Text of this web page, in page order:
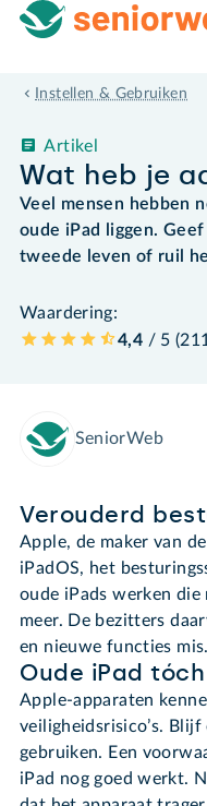
Instellen & Gebruiken
Wat heb je
Artikel
Veel mensen hebben
oude iPad liggen.
tweede leven of ruil
Waardering:
4,4 / 5 (211
SeniorWeb
Verouderd
Apple, de maker van
iPadOS, het
oude iPads werken
meer. De bezitters
en nieuwe functies mis.
Oude iPad
Apple-apparaten
veiligheidsrisico’s.
gebruiken. Een
iPad nog goed werkt.